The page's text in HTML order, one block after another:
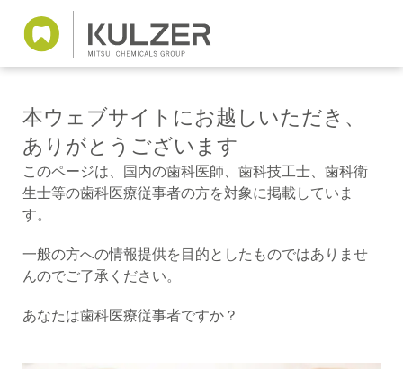
本ウェブサイトにお越しいただき、
ありがとうございます
このページは、国内の歯科医師、歯科技工士、歯科衛
生士等の歯科医療従事者の方を対象に掲載していま
す。
一般の方への情報提供を目的としたものではありませ
んのでご了承ください。
あなたは歯科医療従事者ですか？